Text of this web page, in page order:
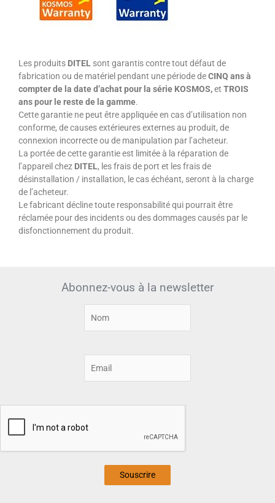
Les produits DITEL sont garantis contre tout défaut de
fabrication ou de matériel pendant une période deCINQ ans à
compter de la date d’achat pour la série KOSMOS,et TROIS
ans pour le reste de la gamme.
Cette garantie ne peut être appliquée en cas d’utilisation non
conforme, de causes extérieures externes au produit, de
connexion incorrecte ou de manipulation par l’acheteur.
La portée de cette garantie est limitée à la réparation de
l’appareil chez DITEL, les frais de port et les frais de
désinstallation / installation, le cas échéant, seront à la charge
de l’acheteur.
Le fabricant décline toute responsabilité qui pourrait être
réclamée pour des incidents ou des dommages causés par le
disfonctionnement du produit.
Abonnez-vous à la newsletter
Souscrire